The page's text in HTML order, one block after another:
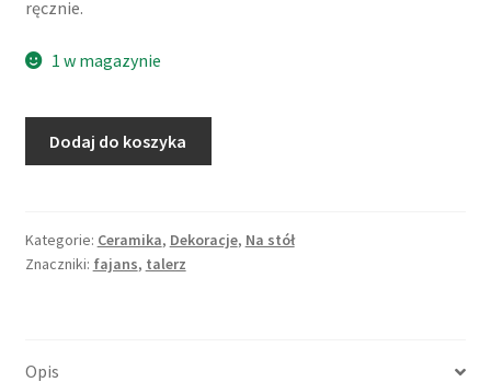
ręcznie.
1 w magazynie
Zawieszka
amfory
i
Dodaj do koszyka
Kategorie: Ceramika, Dekoracje, Na stół
Znaczniki: fajans, talerz
Opis